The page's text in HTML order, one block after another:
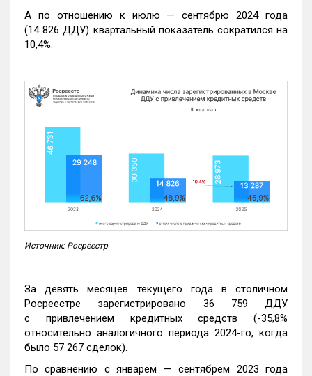
А по отношению к июлю — сентябрю 2024 года
(14 826 ДДУ) квартальный показатель сократился на
10,4%.
Источник: Росреестр
За девять месяцев текущего года в столичном
Росреестре зарегистрировано 36 759 ДДУ
с привлечением кредитных средств (-35,8%
относительно аналогичного периода 2024-го, когда
было 57 267 сделок).
По сравнению с январем — сентябрем 2023 года